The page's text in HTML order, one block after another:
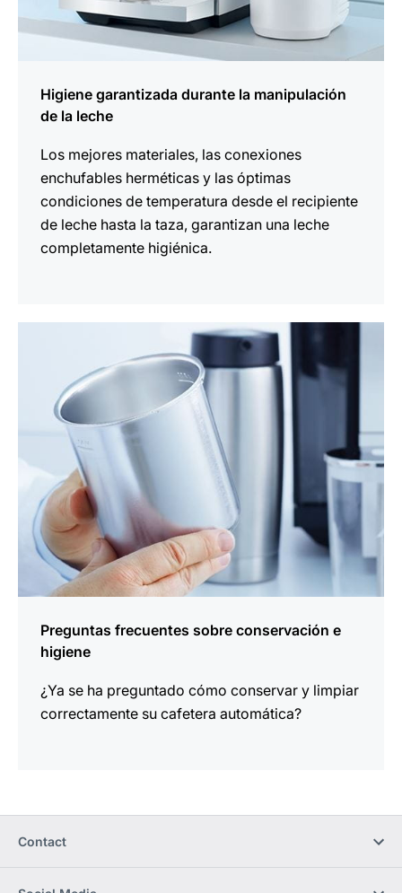
Higiene garantizada durante la manipulación
de la leche
Los mejores materiales, las conexiones
enchufables herméticas y las óptimas
condiciones de temperatura desde el recipiente
de leche hasta la taza, garantizan una leche
completamente higiénica.
Preguntas frecuentes sobre conservación e
higiene
¿Ya se ha preguntado cómo conservar y limpiar
correctamente su cafetera automática?
Contact